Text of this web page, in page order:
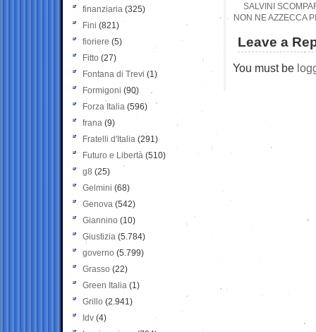
SALVINI
NON NE AZZECCA
Leave a
You must be
finanziaria (325)
Fini (821)
fioriere (5)
Fitto (27)
Fontana di Trevi (1)
Formigoni (90)
Forza Italia (596)
frana (9)
Fratelli d'Italia (291)
Futuro e Libertà (510)
g8 (25)
Gelmini (68)
Genova (542)
Giannino (10)
Giustizia (5.784)
governo (5.799)
Grasso (22)
Green Italia (1)
Grillo (2.941)
Idv (4)